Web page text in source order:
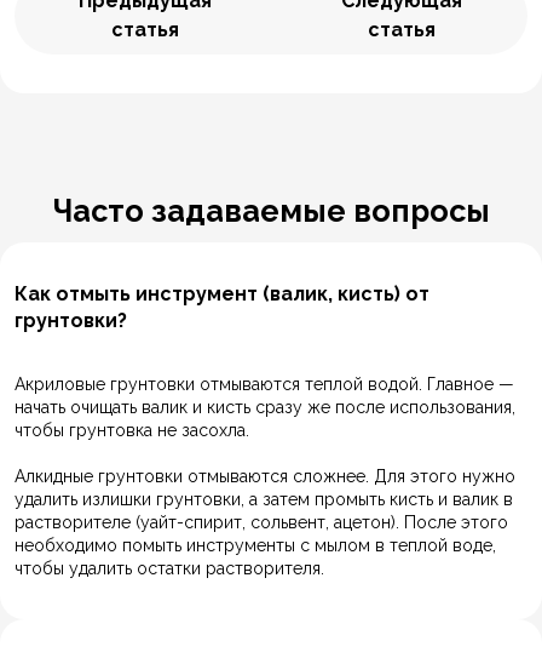
статья
статья
Часто задаваемые вопросы
Как отмыть инструмент (валик, кисть) от
грунтовки?
Акриловые грунтовки отмываются теплой водой. Главное —
начать очищать валик и кисть сразу же после использования,
чтобы грунтовка не засохла.
Алкидные грунтовки отмываются сложнее. Для этого нужно
удалить излишки грунтовки, а затем промыть кисть и валик в
растворителе (уайт-спирит, сольвент, ацетон). После этого
необходимо помыть инструменты с мылом в теплой воде,
чтобы удалить остатки растворителя.